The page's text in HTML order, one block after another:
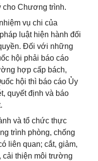
cho Chương trình.
vụ chi của
luật hiện hành đối
Đối với những
hội phải báo cáo
hợp cấp bách,
hội thì báo cáo Ủy
quyết định và báo
và tổ chức thực
trình phòng, chống
liên quan; cắt, giảm,
cải thiện môi trường